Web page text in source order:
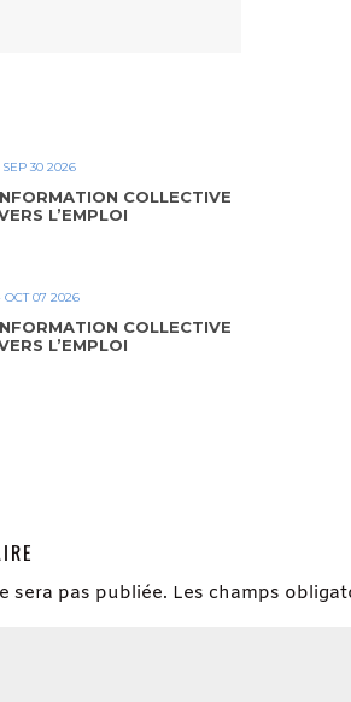
30 2026
COLLECTIVE
L’EMPLOI
OCT 07 2026
COLLECTIVE
L’EMPLOI
sera pas publiée. Les champs